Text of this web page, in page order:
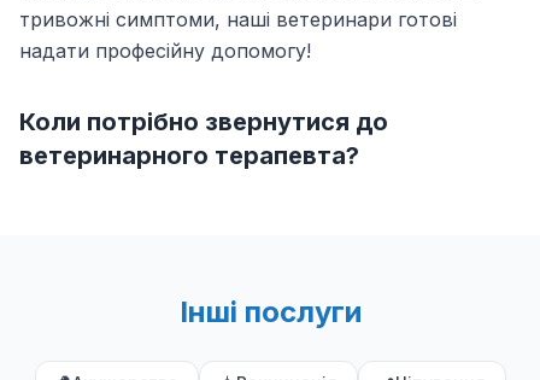
тривожні симптоми, наші ветеринари готові
надати професійну допомогу!
Коли потрібно звернутися до
ветеринарного терапевта?
запор).Утруднене дихання або кашель.Випадіння
шерсті, висипання або свербіж.Різка втрата ваги
чи ожиріння.
Інші послуги